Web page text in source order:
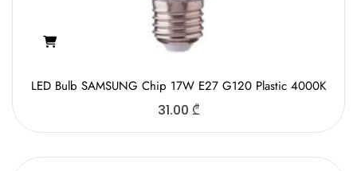
LED Bulb SAMSUNG Chip 17W E27 G120 Plastic 4000K
31.00 ₾